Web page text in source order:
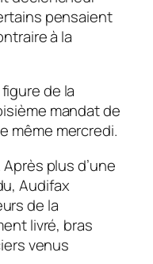
pensaient
à la
de la
mandat de
même mercredi.
plus d’une
Audifax
de la
livré, bras
venus